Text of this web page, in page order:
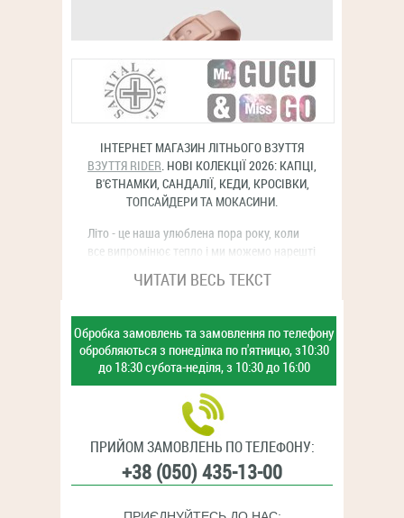
купити
628грн
628грн
ІНТЕРНЕТ МАГАЗИН ЛІТНЬОГО ВЗУТТЯ
ВЗУТТЯ RIDER. НОВІ КОЛЕКЦІЇ 2026: КАПЦІ,
В'ЄТНАМКИ, САНДАЛІЇ, КЕДИ, КРОСІВКИ,
ТОПСАЙДЕРИ ТА МОКАСИНИ.
Літо - це наша улюблена пора року, коли
все випромінює тепло і ми можемо нарешті
насолодитися очікуваним відпочинком з
тому варто задуматися про зручний літній
одяг і звичайно взуття, адже це головний
атрибут літнього відпочинку.
Ridersandals.com.ua – це офіційний оптовий
сайт, який спеціалізується на постачанні
високоякісного брендовго взуття. Ми
пропонуємо широкий асортимент
Salomon, New Balance, що ідеально
ЧИТАТИ ВЕСЬ ТЕКСТ
Обробка замовлень та замовленняпо телефону
обробляються з понеділка по п'ятницю,з10:30
до 18:30субота-неділя,з 10:30 до 16:00
ПРИЙОМ ЗАМОВЛЕНЬ ПО ТЕЛЕФОНУ:
+38 (050) 435-13-00